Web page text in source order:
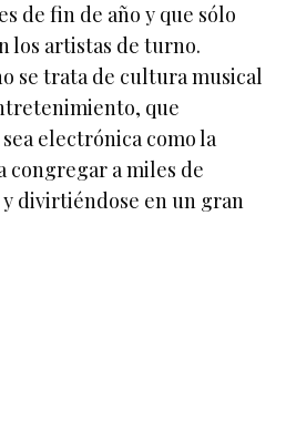
de fin de año y que sólo
los artistas de turno.
se trata de cultura musical
que
electrónica como la
congregar a miles de
divirtiéndose en un gran